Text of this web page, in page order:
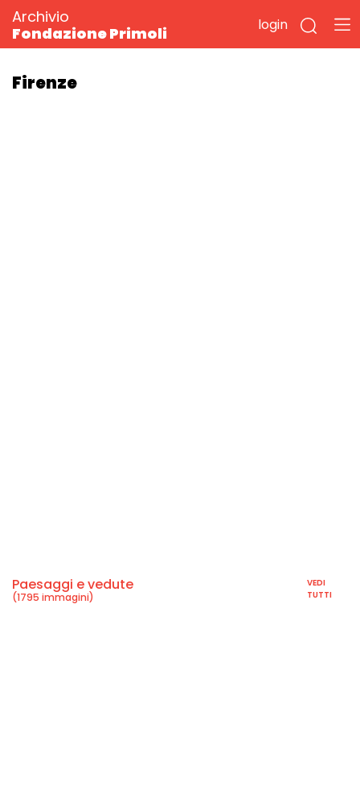
Archivio
Fondazione Primoli
login
Firenze
Paesaggi e vedute
(1795 immagini)
VEDI
TUTTI